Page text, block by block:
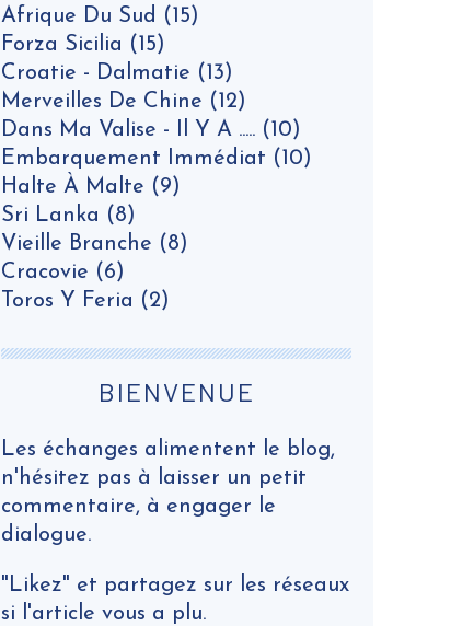
Afrique Du Sud (15)
Forza Sicilia (15)
Croatie - Dalmatie (13)
Merveilles De Chine (12)
Dans Ma Valise - Il Y A ..... (10)
Embarquement Immédiat (10)
Halte À Malte (9)
Sri Lanka (8)
Vieille Branche (8)
Cracovie (6)
Toros Y Feria (2)
BIENVENUE
Les échanges alimentent le blog,
n'hésitez pas à laisser un petit
commentaire, à engager le
dialogue.
"Likez" et partagez sur les réseaux
si l'article vous a plu.